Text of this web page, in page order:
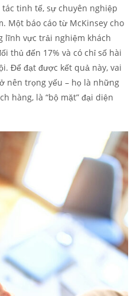
tinh tế, sự chuyên nghiệp
Một báo cáo từ McKinsey cho
lĩnh vực trải nghiệm khách
thủ đến 17% và có chỉ số hài
Để đạt được kết quả này, vai
nên trọng yếu – họ là những
hàng, là “bộ mặt” đại diện